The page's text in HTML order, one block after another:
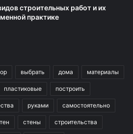
строительных работ и их
практике
выбрать дома материалы
пластиковые построить
руками самостоятельно
стены строительства